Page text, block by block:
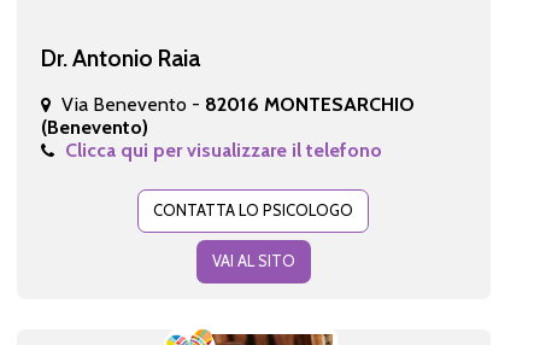
Dr. Antonio Raia
Via Benevento - 82016 MONTESARCHIO
(Benevento)
Clicca qui per visualizzare il telefono
CONTATTA LO PSICOLOGO
VAI AL SITO